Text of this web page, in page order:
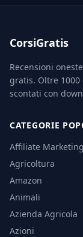
CorsiGratis
Recensioni
gratis. Oltre
scontati con
CATEGORIE
Affiliate Marketing
Agricoltura
Amazon
Animali
Azienda Agricola
Azioni